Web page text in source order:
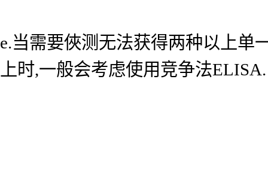
e.当需要俠测无法获得两种以上单
上时,一般会考虑使用竞争法ELISA.